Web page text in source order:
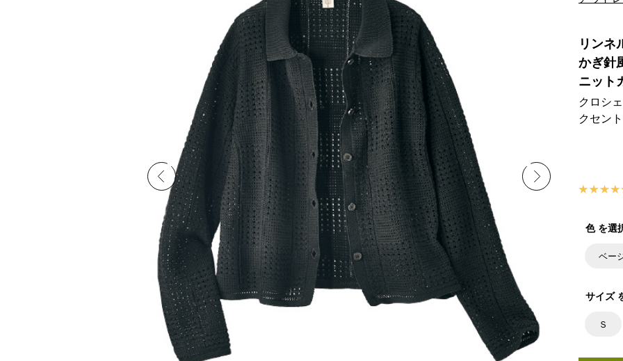
リン
かぎ針
ニット
クロシ
クセン
色 を選
ベー
サイズ
Ｓ